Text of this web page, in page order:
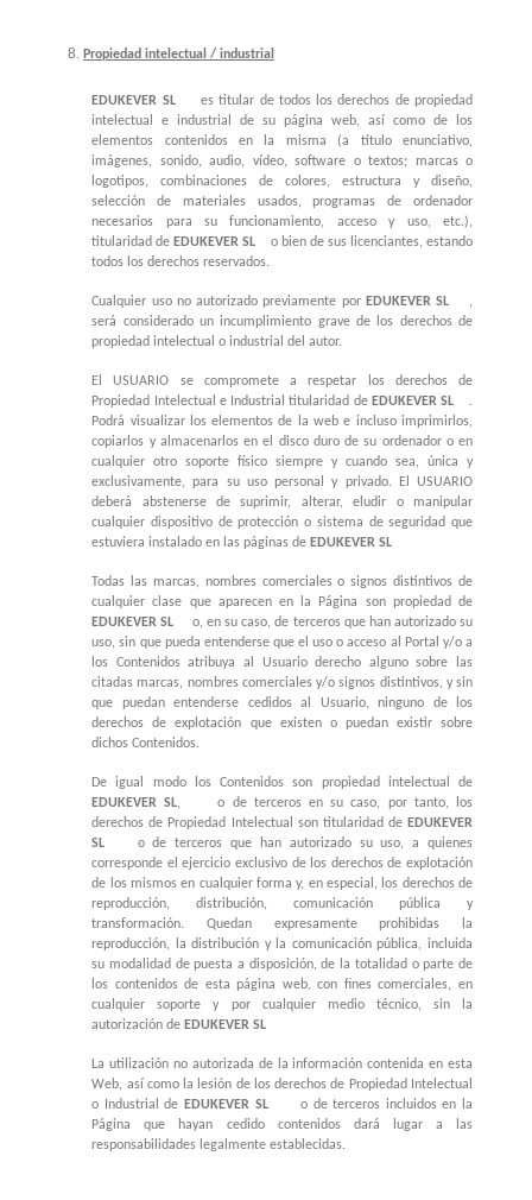
Propiedad intelectual / industrial
EDUKEVER SLes titular de todos los derechos de propiedad
intelectual e industrial de su página web, así como de los
elementos contenidos en la misma (a título enunciativo,
imágenes, sonido, audio, vídeo, software o textos; marcas o
logotipos, combinaciones de colores, estructura y diseño,
selección de materiales usados, programas de ordenador
necesarios para su funcionamiento, acceso y uso, etc.),
titularidad de EDUKEVER SL o bien de sus licenciantes, estando
todos los derechos reservados.
Cualquier uso no autorizado previamente por EDUKEVER SL ,
será considerado un incumplimiento grave de los derechos de
propiedad intelectual o industrial del autor.
El USUARIO se compromete a respetar los derechos de
Propiedad Intelectual e Industrial titularidad de EDUKEVER SL .
Podrá visualizar los elementos de la web e incluso imprimirlos,
copiarlos y almacenarlos en el disco duro de su ordenador o en
cualquier otro soporte físico siempre y cuando sea, única y
exclusivamente, para su uso personal y privado. El USUARIO
deberá abstenerse de suprimir, alterar, eludir o manipular
cualquier dispositivo de protección o sistema de seguridad que
estuviera instalado en las páginas de EDUKEVER SL
Todas las marcas, nombres comerciales o signos distintivos de
cualquier clase que aparecen en la Página son propiedad de
EDUKEVER SL o, en su caso, de terceros que han autorizado su
uso, sin que pueda entenderse que el uso o acceso al Portal y/o a
los Contenidos atribuya al Usuario derecho alguno sobre las
citadas marcas, nombres comerciales y/o signos distintivos, y sin
que puedan entenderse cedidos al Usuario, ninguno de los
derechos de explotación que existen o puedan existir sobre
dichos Contenidos.
De igual modo los Contenidos son propiedad intelectual de
EDUKEVER SL, o de terceros en su caso, por tanto, los
derechos de Propiedad Intelectual son titularidad de EDUKEVER
SL o de terceros que han autorizado su uso, a quienes
corresponde el ejercicio exclusivo de los derechos de explotación
de los mismos en cualquier forma y, en especial, los derechos de
reproducción, distribución, comunicación pública y
transformación. Quedan expresamente prohibidas la
reproducción, la distribución y la comunicación pública, incluida
su modalidad de puesta a disposición, de la totalidad o parte de
los contenidos de esta página web, con fines comerciales, en
cualquier soporte y por cualquier medio técnico, sin la
autorización de EDUKEVER SL
La utilización no autorizada de la información contenida en esta
Web, así como la lesión de los derechos de Propiedad Intelectual
o Industrial de EDUKEVER SLo de terceros incluidos en la
Página que hayan cedido contenidos dará lugar a las
responsabilidades legalmente establecidas.